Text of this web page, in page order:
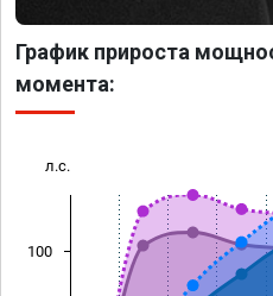
График прироста
момента:
л.с.
100